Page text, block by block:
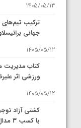
1405/05/13
ترکیب تیم‌های
جهانی
1405/05/12
کتاب مدیریت
ورزشی اثر
1405/05/12
کشتی آزاد
با کسب ۳ مدال طلا، ۱ نقره و ۲ مدال برنز